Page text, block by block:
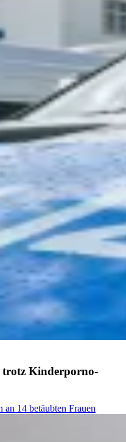
trotz Kinderporno-
an 14 betäubten Frauen